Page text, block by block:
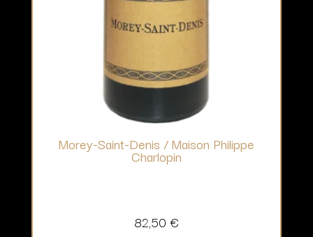
Morey-Saint-Denis / Maison Philippe
Charlopin
82,50 €